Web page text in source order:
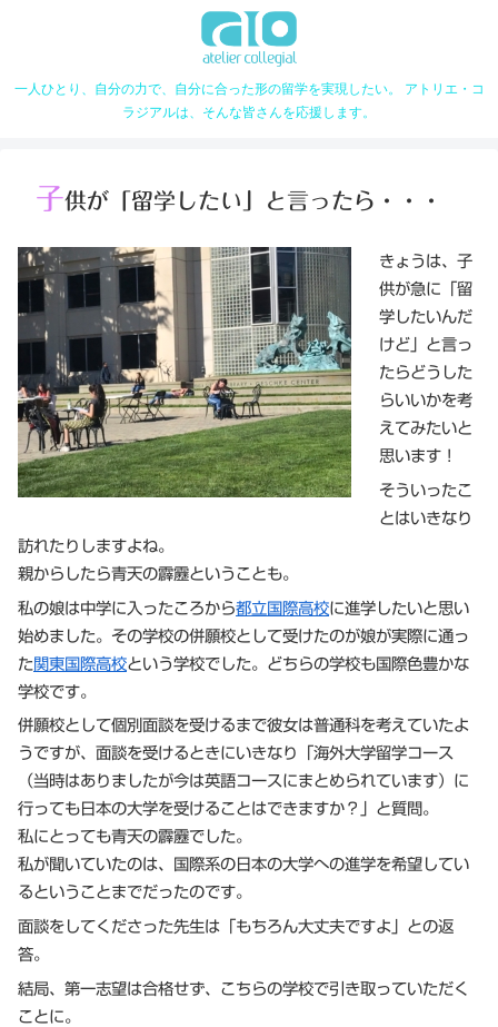
一人ひとり、自分の力で、自分に合った形の留学を実現したい。 アトリエ・コ
ラジアルは、そんな皆さんを応援します。
子供が「留学したい」と言ったら・・・
きょうは、子
供が急に「留
学したいんだ
けど」と言っ
たらどうした
らいいかを考
えてみたいと
思います！
そういったこ
とはいきなり
訪れたりしますよね。
親からしたら青天の霹靂ということも。
私の娘は中学に入ったころから都立国際高校に進学したいと思い
始めました。その学校の併願校として受けたのが娘が実際に通っ
た関東国際高校という学校でした。どちらの学校も国際色豊かな
学校です。
併願校として個別面談を受けるまで彼女は普通科を考えていたよ
うですが、面談を受けるときにいきなり「海外大学留学コース
（当時はありましたが今は英語コースにまとめられています）に
行っても日本の大学を受けることはできますか？」と質問。
私にとっても青天の霹靂でした。
私が聞いていたのは、国際系の日本の大学への進学を希望してい
るということまでだったのです。
面談をしてくださった先生は「もちろん大丈夫ですよ」との返
答。
結局、第一志望は合格せず、こちらの学校で引き取っていただく
ことに。